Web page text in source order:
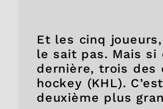
Et les cinq
le sait pas. Mais si
dernière, trois des
hockey (KHL).
deuxième plus